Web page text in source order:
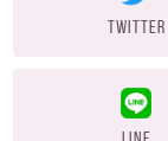
TWITTER